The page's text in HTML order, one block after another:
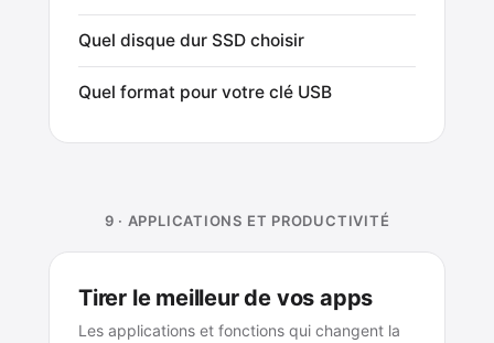
Quel disque dur SSD choisir
Quel format pour votre clé USB
9 · APPLICATIONS ET PRODUCTIVITÉ
Tirer le meilleur de vos apps
Les applications et fonctions qui changent la